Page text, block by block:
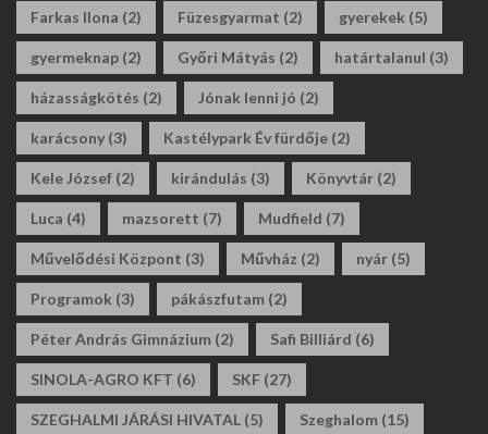
Farkas Ilona (2) Füzesgyarmat (2) gyerekek (5)
gyermeknap (2) Győri Mátyás (2) határtalanul (3)
házasságkötés (2) Jónak lenni jó (2)
karácsony (3) Kastélypark Év fürdője (2)
Kele József (2) kirándulás (3) Könyvtár (2)
Luca (4) mazsorett (7) Mudfield (7)
Művelődési Központ (3) Művház (2) nyár (5)
Programok (3) pákászfutam (2)
Péter András Gimnázium (2) Safi Billiárd (6)
SINOLA-AGRO KFT (6) SKF (27)
SZEGHALMI JÁRÁSI HIVATAL (5) Szeghalom (15)